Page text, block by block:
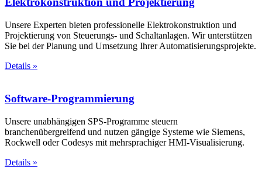
Unsere Experten bieten professionelle Elektrokonstruktion und
Projektierung von Steuerungs- und Schaltanlagen. Wir unterstützen
Sie bei der Planung und Umsetzung Ihrer Automatisierungsprojekte.
Details »
Software-Programmierung
Unsere unabhängigen SPS-Programme steuern
branchenübergreifend und nutzen gängige Systeme wie Siemens,
Rockwell oder Codesys mit mehrsprachiger HMI-Visualisierung.
Details »